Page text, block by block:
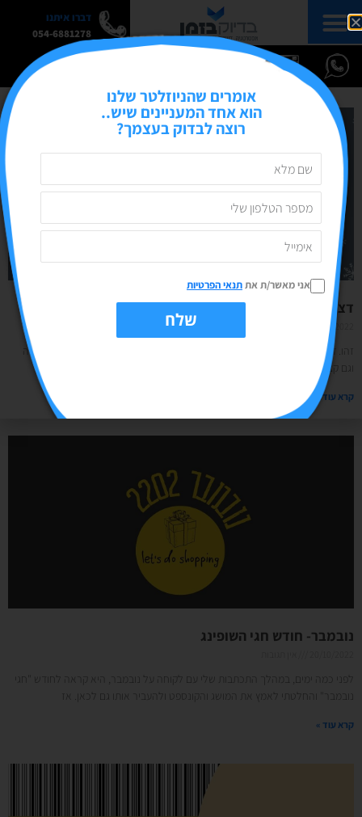
דברו איתנו
054-6881278
דצמבר 2022- וככה מסתיימת לה עוד שנה
22/11/2022
זהו. דצמבר 2022. יש לנו חודש עמוד וגדוש בפעילויות. אחרי שנה שהייתי גם ארוכה
וגם קצרה, שקטה (אחרי שנת קורונה) וסוערת מאוד (פוליטיקה) שנה של
קרא עוד »
נובמבר- חודש חגי השופינג
לפני כמה ימים, במהלך התכתבות שלי עם לקוחה על נובמבר, היא קראה לחודש "חגי
נובמבר" והחלטתי לאמץ את המושג והקונספט ולהעביר אותו גם לכאן. אז
קרא עוד »
אומרים שהניוזלטר שלנו
הוא אחד המעניינים שיש..
רוצה לבדוק בעצמך?
אני מאשר/ת אתתנאי הפרטיות
שלח